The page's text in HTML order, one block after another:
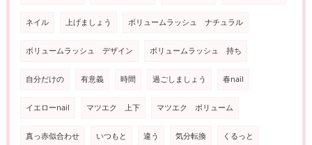
ネイル 上げましょう ボリュームラッシュ ナチュラル
ボリュームラッシュ デザイン ボリュームラッシュ 持ち
自分だけの 有意義 時間 過ごしましょう 春nail
イエローnail マツエク 上下 マツエク ボリューム
真っ赤似合わせ いつもと 違う 気分転換 くるっと